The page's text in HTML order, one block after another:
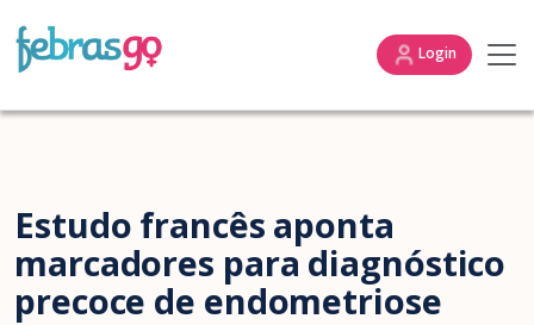
Login
Estudo francês aponta
marcadores para diagnóstico
precoce de endometriose